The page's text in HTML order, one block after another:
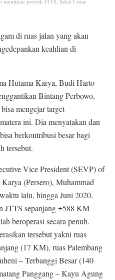
di ruas jalan yang akan
keahlian di
Hutama Karya, Budi Harto
Bintang Perbowo,
mengejar target
ini. Dia menyatakan dan
berkontribusi besar bagi
tersebut.
Vice President (SEVP) of
(Persero), Muhammad
lalu, hingga Juni 2020,
JTTS sepanjang ±588 KM
beroperasi secara penuh.
tersebut yakni ruas
(17 KM), ruas Palembang
– Terbanggi Besar (140
Panggang – Kayu Agung